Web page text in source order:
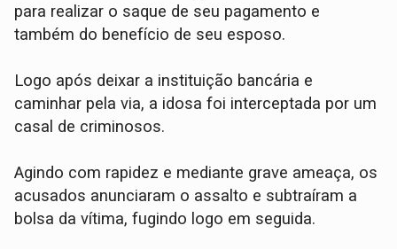
para realizar o saque de seu pagamento e
também do benefício de seu esposo.
​Logo após deixar a instituição bancária e
caminhar pela via, a idosa foi interceptada por um
casal de criminosos.
Agindo com rapidez e mediante grave ameaça, os
acusados anunciaram o assalto e subtraíram a
bolsa da vítima, fugindo logo em seguida.